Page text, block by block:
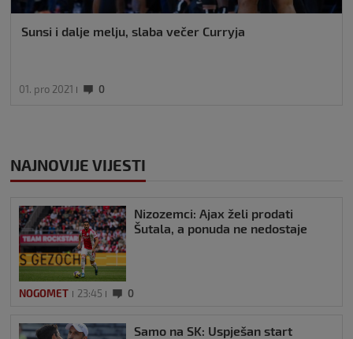
Sunsi i dalje melju, slaba večer Curryja
01. pro 2021 0
NAJNOVIJE VIJESTI
Nizozemci: Ajax želi prodati
Šutala, a ponuda ne nedostaje
NOGOMET 23:45 0
Samo na SK: Uspješan start